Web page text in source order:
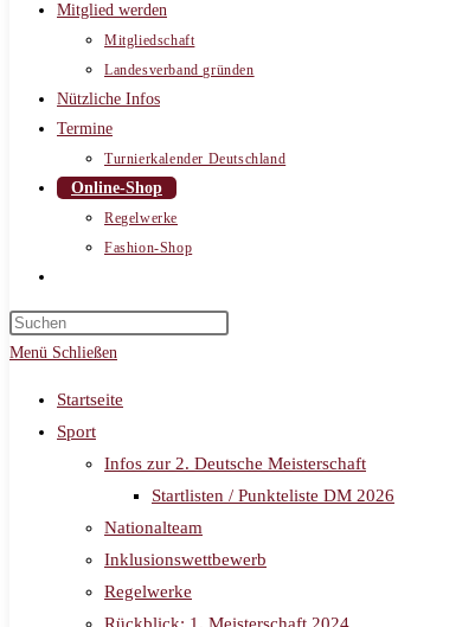
Mitglied werden
Mitgliedschaft
Landesverband gründen
Nützliche Infos
Termine
Turnierkalender Deutschland
Online-Shop
Regelwerke
Fashion-Shop
umschalten
Menü Schließen
Startseite
Sport
Infos zur 2. Deutsche Meisterschaft
Startlisten / Punkteliste DM 2026
Nationalteam
Inklusionswettbewerb
Regelwerke